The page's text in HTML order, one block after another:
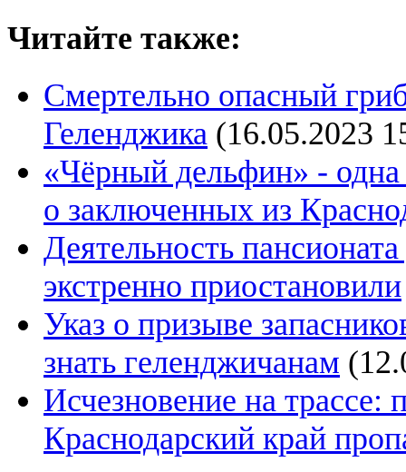
Читайте также:
Смертельно опасный
Геленджика (16.05.2023
«Чёрный дельфин» -
о заключенных из
Деятельность
экстренно приостановили
Указ о призыве
знать геленджичанам
Исчезновение на трассе:
Краснодарский край